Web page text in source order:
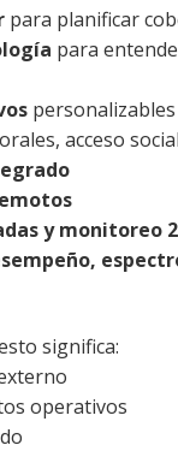
para planificar
para
acceso
y monitoreo
significa:
operativos